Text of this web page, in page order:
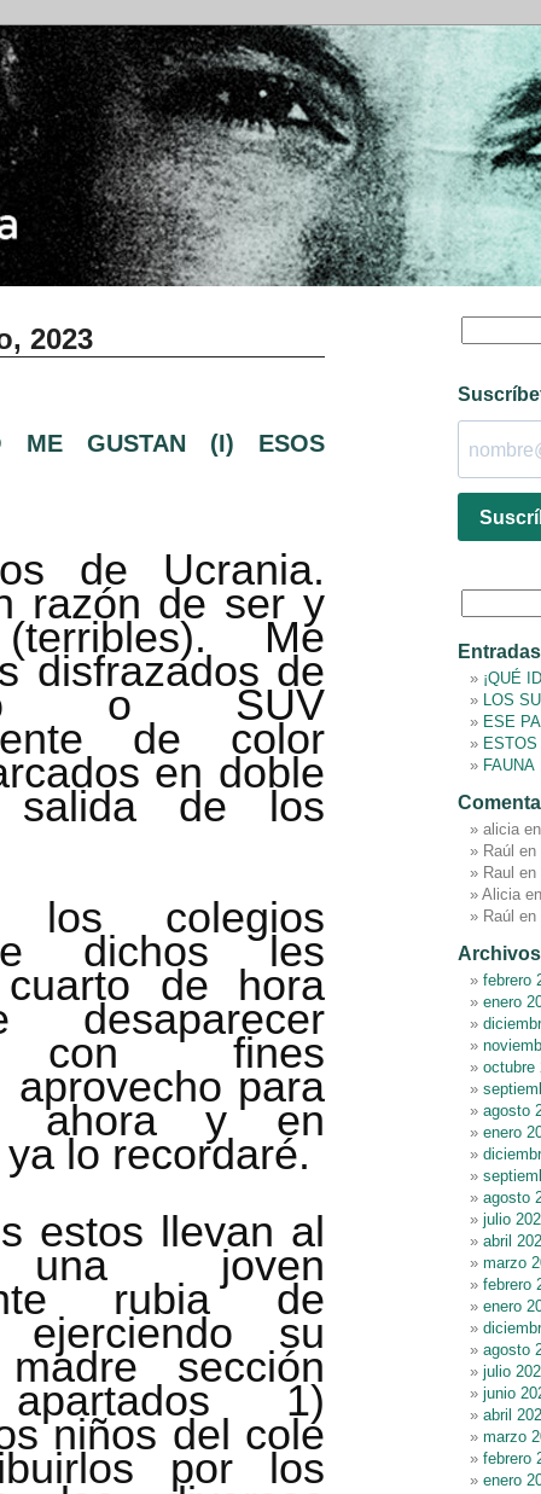
2023
ME GUSTAN (I) ESOS
de Ucrania.
razón de ser y
Me
disfrazados de
o SUV
de color
en doble
de los
colegios
dichos les
de hora
con fines
aprovecho para
ahora y en
lo recordaré.
estos llevan al
una joven
rubia de
ejerciendo su
sección
1)
niños del cole
por los
¡QUÉ
LOS
ESE
FAUNA
alicia
Raúl en
Raul en
Alicia
Raúl en
Archivos
febrero
enero
octubre
agosto
enero
agosto
julio
abril
marzo
febrero
enero
agosto
julio
junio
abril
marzo
febrero
enero